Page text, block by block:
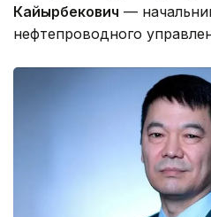
Кайырбекович —
нефтепроводного